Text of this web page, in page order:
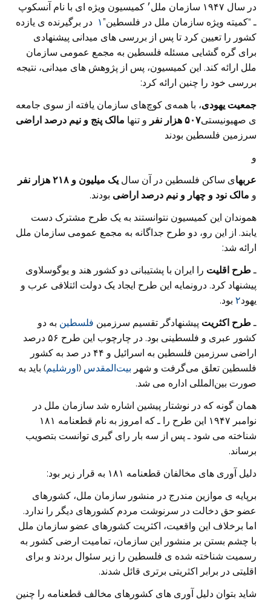
در سال ۱۹۴۷ سازمان ملل׳ کمیسیون ویژه ای با نام آنسکوپ
ـ “کمیته ویژه سازمان ملل در فلسطین” ۱ در برگیرنده ی یازده
کشور را تعیین کرد تا پس از بررسی های میدانی پیشنهادی
برای گره گشایی مسئله فلسطین به مجمع عمومی سازمان
ملل ارائه کند. این کمیسیون، پس از پژوهش های میدانی، نتیجه
بررسی خود را چنین ارائه کرد:
جمعیت یهودی، با همه‌ی کوچ‌های سازمان یافته از سوی جامعه
ی صهیونیستی۵۰۷ هزار نفر و تنها مالک پنج و نیم درصد اراضی
سرزمین فلسطین بودند
و
عربهای ساکن فلسطین در آن سال یک میلیون و ۲۱۸ هزار نفر
و مالک نود و چهار و نیم درصد اراضی بودند.
هموندان این کمیسیون نتوانستند به یک طرح مشترک دست
یابند. از این رو، دو طرح جداگانه به مجمع عمومی سازمان ملل
ارائه شد:
ـطرح اقلیت را ایران با پشتیبانی دو کشور هند و یوگوسلاوی
پیشنهاد کرد. درونمایه این طرح ایجاد یک دولت ائتلافی عرب و
یهود۲ بود.
ـطرح اکثریت پیشنهادگر تقسیم سرزمین فلسطین به دو
کشور عبری و فلسطینی بود. در چارچوب این طرح ۵۶ درصد
اراضی سرزمین فلسطین به اسرائیل و ۴۴ در صد به کشور
فلسطین تعلق می‌گرفت و شهر بیت‌المقدس (اورشلیم) باید به
صورت بین‌المللی اداره می شد.
همان گونه که در نوشتار پیشین اشاره شد سازمان ملل در
نوامبر ۱۹۴۷ این طرح را ـ که امروز به نام قطعنامه ۱۸۱
شناخته می شود ـ پس از سه بار رای گیری توانست بتصویب
برساند.
دلیل آوری های مخالفان قطعنامه ۱۸۱ به قرار زیر بود:
برپایه ی موازین مندرج در منشور سازمان ملل، کشورهای
عضو حق دخالت در سرنوشت مردم کشورهای دیگر را ندارد.
اما برخلاف این واقعیت، اکثریت کشورهای عضو سازمان ملل
با چشم بستن بر منشور این سازمان، تمامیت ارضی کشور به
رسمیت شناخته شده ی فلسطین را زیر سئوال بردند و برای
اقلیتی در برابر اکثریتی برتری قائل شدند.
شاید بتوان دلیل آوری های کشورهای مخالف قطعنامه را چنین